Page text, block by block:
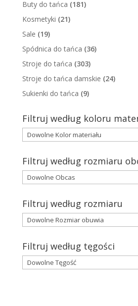
Buty do tańca (181)
Kosmetyki (21)
Sale (19)
Spódnica do tańca (36)
Stroje do tańca (303)
Stroje do tańca damskie (24)
Sukienki do tańca (9)
Filtruj według koloru
Filtruj według rozmiaru
Filtruj według rozmiaru
Filtruj według tęgości